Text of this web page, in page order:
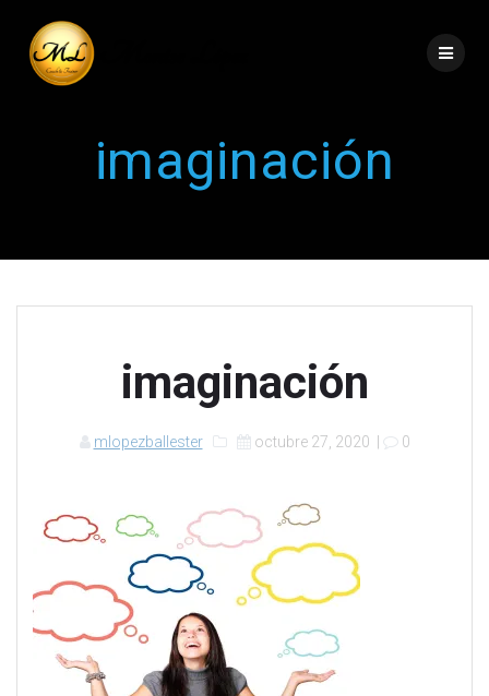
imaginación
imaginación
mlopezballester octubre 27, 2020 0